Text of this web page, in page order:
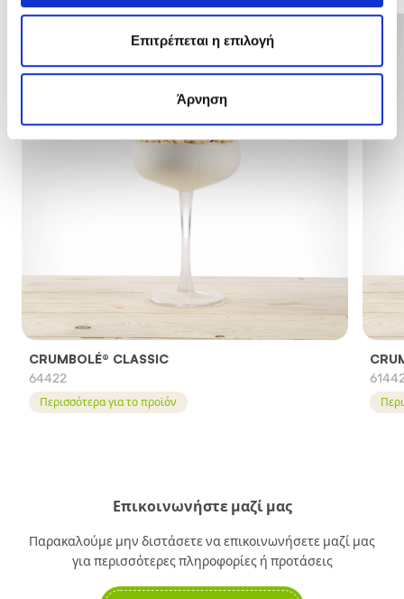
Επιτρέπεται η επιλογή
Άρνηση
CRUMBOLÉ® CLASSIC
64422
Περισσότερα για το προϊόν
Επικοινωνήστε μαζί μας
Παρακαλούμε μην διστάσετε να επικοινωνήσετε μαζί μας
για περισσότερες πληροφορίες ή προτάσεις